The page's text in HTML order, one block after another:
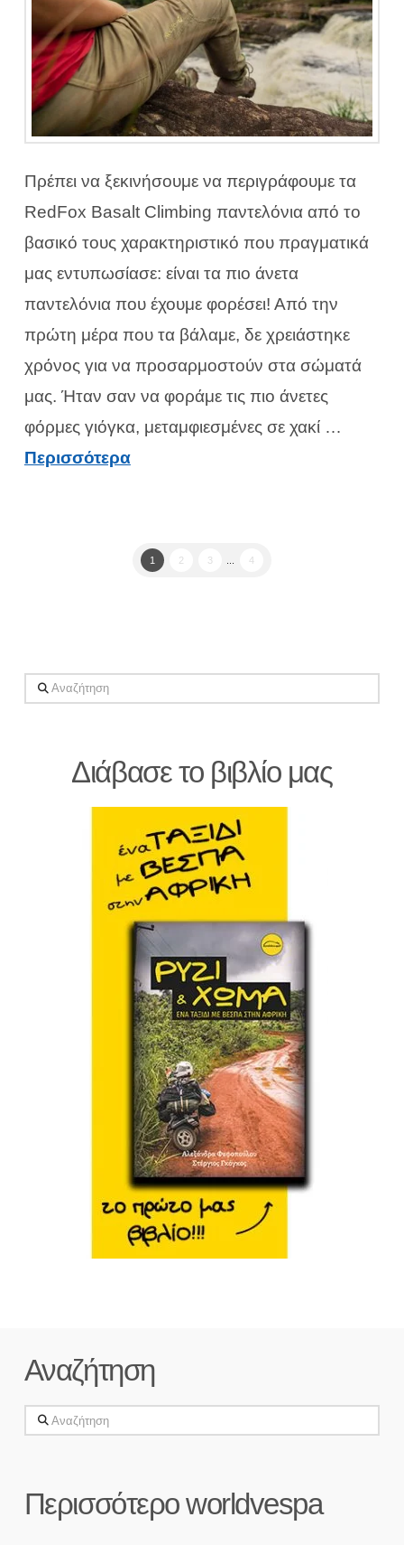
Πρέπει να ξεκινήσουμε να περιγράφουμε τα
RedFox Basalt Climbing παντελόνια από το
βασικό τους χαρακτηριστικό που πραγματικά
μας εντυπωσίασε: είναι τα πιο άνετα
παντελόνια που έχουμε φορέσει! Από την
πρώτη μέρα που τα βάλαμε, δε χρειάστηκε
χρόνος για να προσαρμοστούν στα σώματά
μας. Ήταν σαν να φοράμε τις πιο άνετες
φόρμες γιόγκα, μεταμφιεσμένες σε χακί …
Περισσότερα
1 2 3 4
Αναζήτηση
Διάβασε το βιβλίο μας
Αναζήτηση
Αναζήτηση
Περισσότερο worldvespa